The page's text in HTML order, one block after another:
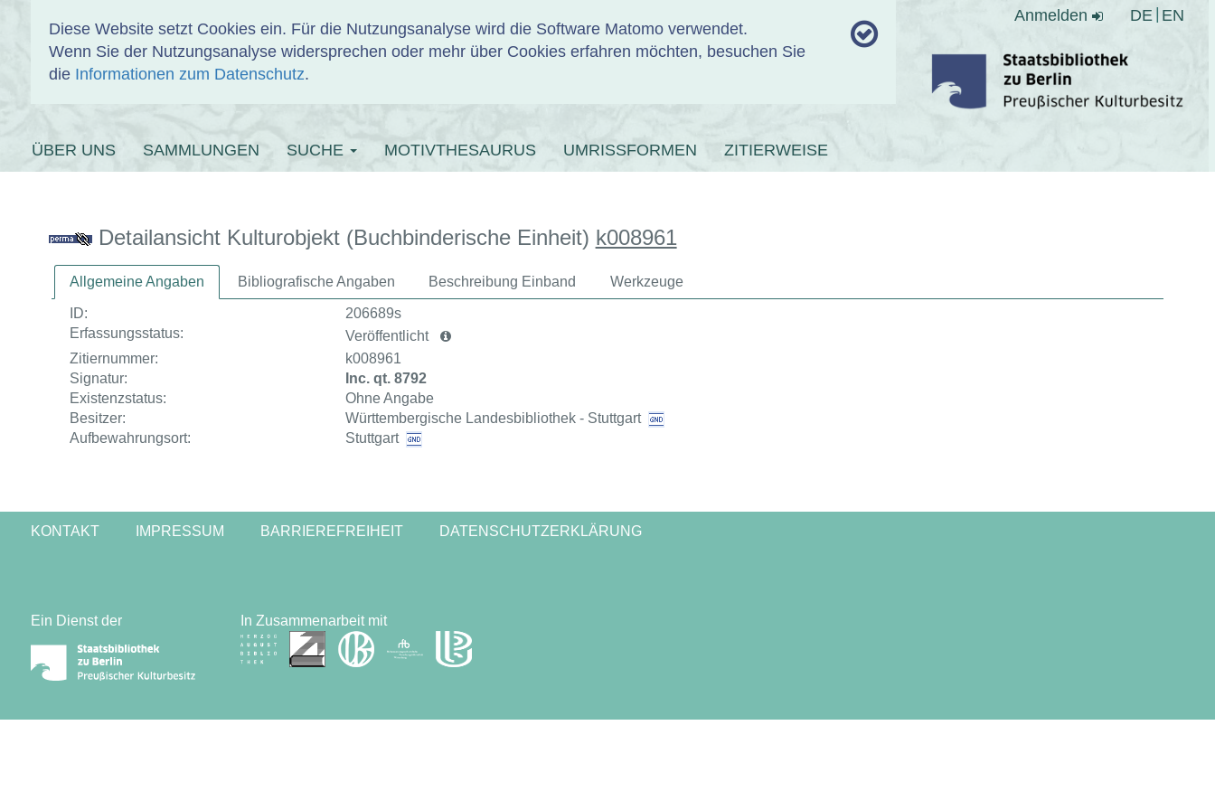
Diese Website setzt Cookies ein. Für die Nutzungsanalyse wird die Software Matomo verwendet.
Wenn Sie der Nutzungsanalyse widersprechen oder mehr über Cookies erfahren möchten, besuchen Sie
die Informationen zum Datenschutz.
Anmelden DE EN
EINBANDDATENBANK
ÜBER UNS SAMMLUNGEN SUCHE MOTIVTHESAURUS UMRISSFORMEN ZITIERWEISE
Detailansicht Kulturobjekt (Buchbinderische Einheit) k008961
Allgemeine Angaben Bibliografische Angaben Beschreibung Einband Werkzeuge
ID:
206689s
Erfassungsstatus:
Veröffentlicht
Zitiernummer:
k008961
Signatur:
Inc. qt. 8792
Existenzstatus:
Ohne Angabe
Besitzer:
Württembergische Landesbibliothek - Stuttgart
Aufbewahrungsort:
Stuttgart
KONTAKT IMPRESSUM BARRIEREFREIHEIT DATENSCHUTZERKLÄRUNG
Ein Dienst der In Zusammenarbeit mit